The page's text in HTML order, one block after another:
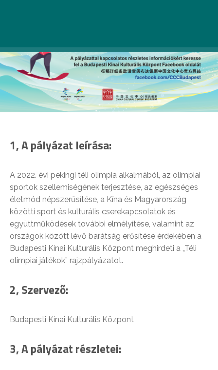
1, A pályázat leírása:
A 2022. évi pekingi téli olimpia alkalmából, az olimpiai
sportok szellemiségének terjesztése, az egészséges
életmód népszerűsítése, a Kína és Magyarország
közötti sport és kulturális cserekapcsolatok és
együttműködések további elmélyítése, valamint az
országok között lévő barátság erősítése érdekében a
Budapesti Kínai Kulturális Központ meghirdeti a „Téli
olimpiai játékok” rajzpályázatot.
2, Szervező:
Budapesti Kínai Kulturális Központ
3, A pályázat részletei: